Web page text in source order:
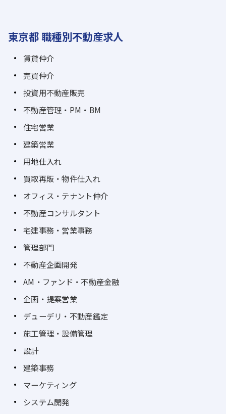
東京都 職種別不動産求人
賃貸仲介
売買仲介
投資用不動産販売
不動産管理・PM・BM
住宅営業
建築営業
用地仕入れ
買取再販・物件仕入れ
オフィス・テナント仲介
不動産コンサルタント
宅建事務・営業事務
管理部門
不動産企画開発
AM・ファンド・不動産金融
企画・提案営業
デューデリ・不動産鑑定
施工管理・設備管理
設計
建築事務
マーケティング
システム開発